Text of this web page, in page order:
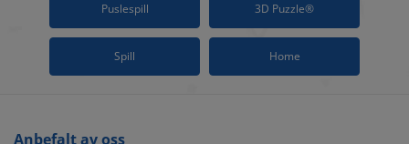
Puslespill 3D Puzzle®
Spill Home
Anbefalt av oss